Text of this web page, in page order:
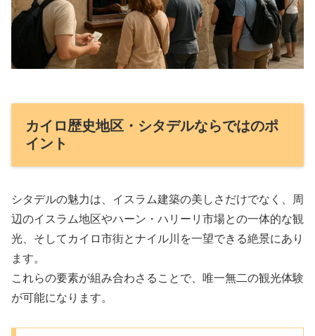
カイロ歴史地区・シタデルならではのポ
イント
シタデルの魅力は、イスラム建築の美しさだけでなく、周
辺のイスラム地区やハーン・ハリーリ市場との一体的な観
光、そしてカイロ市街とナイル川を一望できる絶景にあり
ます。
これらの要素が組み合わさることで、唯一無二の観光体験
が可能になります。